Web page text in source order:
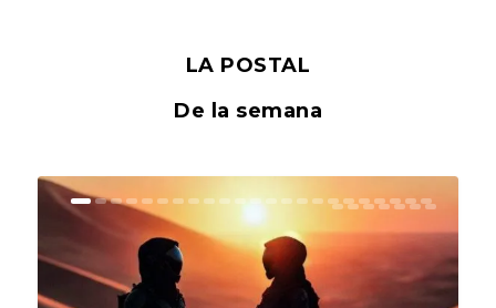
LA POSTAL
De la semana